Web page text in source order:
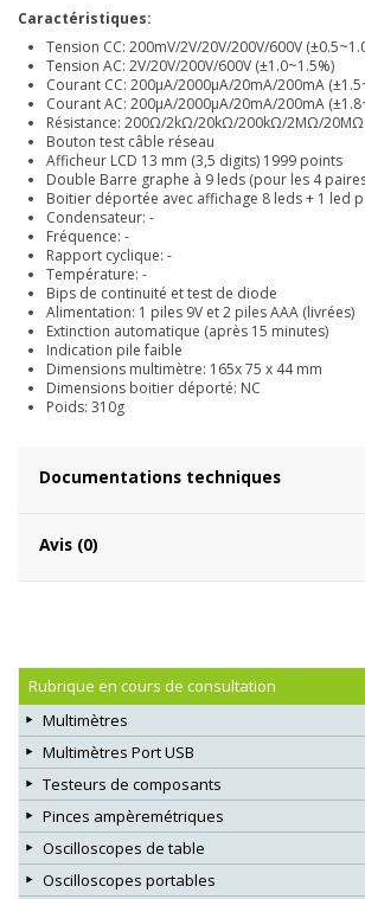
Caractéristiques:
Tension CC: 200mV/2V/20V/200V/600V
Tension AC: 2V/20V/200V/600V (±1.0~1.5%)
Courant CC: 200µA/2000µA/20mA/200mA
Courant AC: 200µA/2000µA/20mA/200mA
Résistance: 200Ω/2kΩ/20kΩ/200kΩ/2MΩ/20MΩ
Bouton test câble réseau
Afficheur LCD 13 mm (3,5 digits) 1999 points
Double Barre graphe à 9 leds (pour les 4
Boitier déportée avec affichage 8 leds + 1 led
Condensateur: -
Fréquence: -
Rapport cyclique: -
Température: -
Bips de continuité et test de diode
Alimentation: 1 piles 9V et 2 piles AAA (livrées)
Extinction automatique (après 15 minutes)
Indication pile faible
Dimensions multimètre: 165x 75 x 44 mm
Dimensions boitier déporté: NC
Poids: 310g
Documentations techniques
Avis (0)
Rubrique en cours de consultation
Multimètres
Multimètres Port USB
Testeurs de composants
Pinces ampèremétriques
Oscilloscopes de table
Oscilloscopes portables